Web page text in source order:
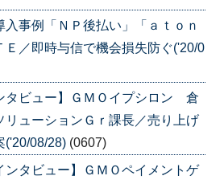
入事例「ＮＰ後払い」「ａｔｏｎ
Ｅ／即時与信で機会損失防ぐ('20/0
タビュー】ＧＭＯイプシロン 倉
リューションＧｒ課長／売り上げ
('20/08/28) (0607)
ンタビュー】ＧＭＯペイメントゲ